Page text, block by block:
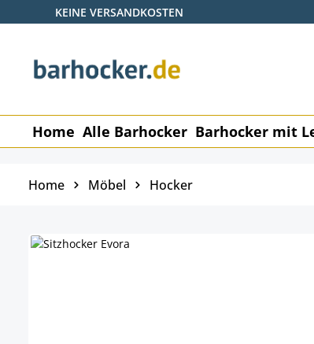
Hauptinhalt springen
Zur Suche springen
Zur Hauptnavigation springen
KEINE VERSANDKOSTEN
Home Alle Barhocker Barhocker mit
Home Möbel Hocker